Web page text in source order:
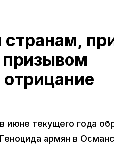
странам,
призывом
отрицание
июне текущего года
армян в